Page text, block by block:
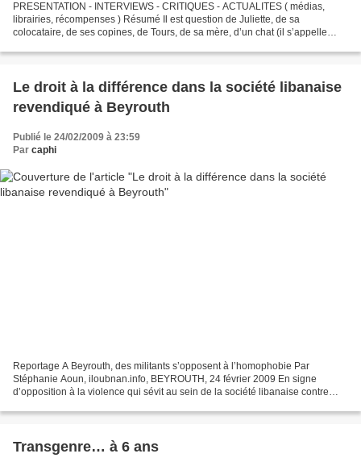
PRESENTATION - INTERVIEWS - CRITIQUES - ACTUALITES ( médias,
librairies, récompenses ) Résumé Il est question de Juliette, de sa
colocataire, de ses copines, de Tours, de sa mère, d’un chat (il s’appelle
Le droit à la différence dans la société libanaise
revendiqué à Beyrouth
Publié le 24/02/2009 à 23:59
Par caphi
Reportage A Beyrouth, des militants s’opposent à l’homophobie Par
Stéphanie Aoun, iloubnan.info, BEYROUTH, 24 février 2009 En signe
d’opposition à la violence qui sévit au sein de la société libanaise contre
Transgenre… à 6 ans